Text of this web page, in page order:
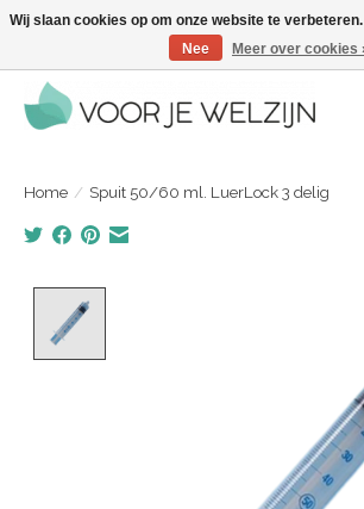
Voordelige zelfverzorgingsproducten | Vandaag
Home / Spuit 50/60 ml. LuerLock 3 delig
Wij slaan cookies op om onze website te
Nee
Meer over cookies